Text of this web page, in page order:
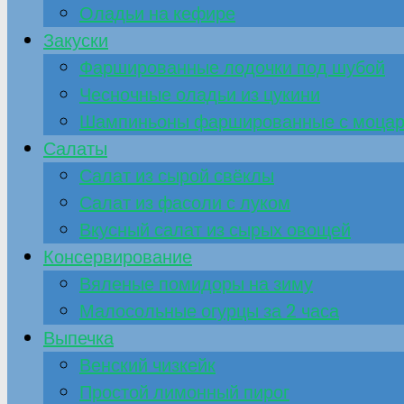
Оладьи на кефире
Закуски
Фаршированные лодочки под шубой
Чесночные оладьи из цукини
Шампиньоны фаршированные с
Салаты
Салат из сырой свёклы
Салат из фасоли с луком
Вкусный салат из сырых овощей
Консервирование
Вяленые помидоры на зиму
Малосольные огурцы за 2 часа
Выпечка
Венский чизкейк
Простой лимонный пирог